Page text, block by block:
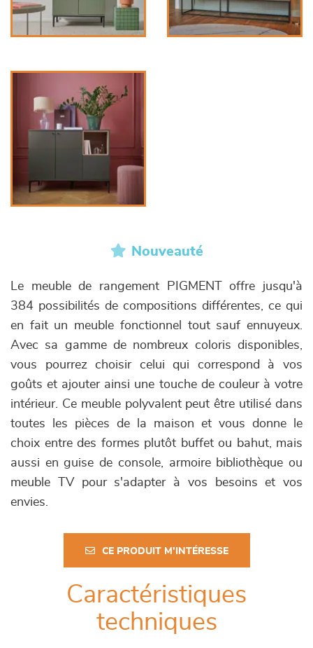
Nouveauté
Le meuble de rangement PIGMENT offre jusqu'à
384 possibilités de compositions différentes, ce qui
en fait un meuble fonctionnel tout sauf ennuyeux.
Avec sa gamme de nombreux coloris disponibles,
vous pourrez choisir celui qui correspond à vos
goûts et ajouter ainsi une touche de couleur à votre
intérieur. Ce meuble polyvalent peut être utilisé dans
toutes les pièces de la maison et vous donne le
choix entre des formes plutôt buffet ou bahut, mais
aussi en guise de console, armoire bibliothèque ou
meuble TV pour s'adapter à vos besoins et vos
envies.
CE PRODUIT M'INTÉRESSE
Caractéristiques
techniques